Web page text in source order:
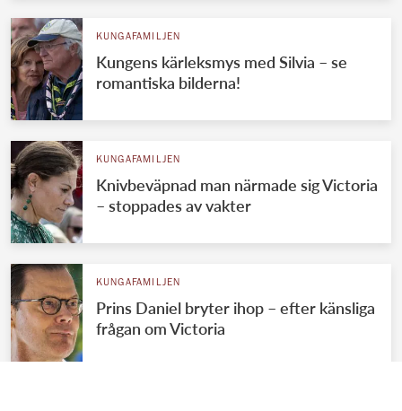
KUNGAFAMILJEN
Kungens kärleksmys med Silvia – se
romantiska bilderna!
KUNGAFAMILJEN
Knivbeväpnad man närmade sig Victoria
– stoppades av vakter
KUNGAFAMILJEN
Prins Daniel bryter ihop – efter känsliga
frågan om Victoria